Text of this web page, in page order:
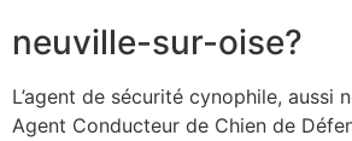
neuville-sur-oise?
L’agent de sécurité cynophile, aussi
Agent Conducteur de Chien de